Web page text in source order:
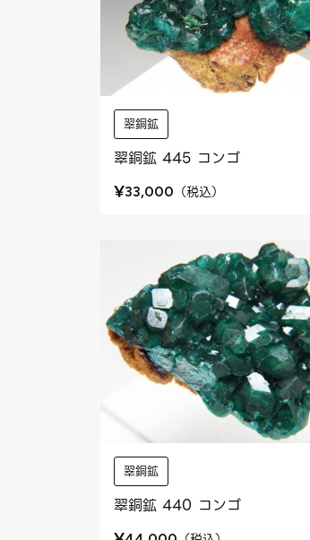
翠銅鉱
翠銅鉱 445 コンゴ
¥33,000 （税込）
翠銅鉱
翠銅鉱 440 コンゴ